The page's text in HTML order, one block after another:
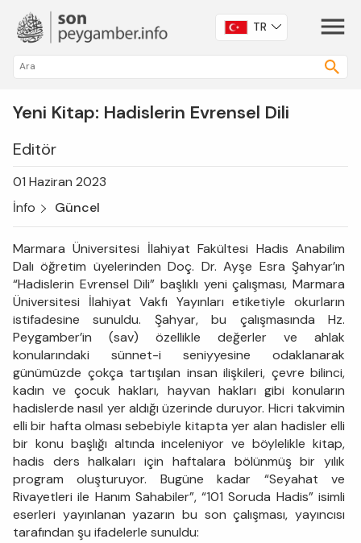
TR
Yeni Kitap: Hadislerin Evrensel Dili
Editör
01 Haziran 2023
İnfo
Güncel
Marmara Üniversitesi İlahiyat Fakültesi Hadis Anabilim
Dalı öğretim üyelerinden Doç. Dr. Ayşe Esra Şahyar’ın
“Hadislerin Evrensel Dili” başlıklı yeni çalışması, Marmara
Üniversitesi İlahiyat Vakfı Yayınları etiketiyle okurların
istifadesine sunuldu. Şahyar, bu çalışmasında Hz.
Peygamber’in (sav) özellikle değerler ve ahlak
konularındaki sünnet-i seniyyesine odaklanarak
günümüzde çokça tartışılan insan ilişkileri, çevre bilinci,
kadın ve çocuk hakları, hayvan hakları gibi konuların
hadislerde nasıl yer aldığı üzerinde duruyor. Hicri takvimin
elli bir hafta olması sebebiyle kitapta yer alan hadisler elli
bir konu başlığı altında inceleniyor ve böylelikle kitap,
hadis ders halkaları için haftalara bölünmüş bir yılık
program oluşturuyor. Bugüne kadar “Seyahat ve
Rivayetleri ile Hanım Sahabiler”, “101 Soruda Hadis” isimli
eserleri yayınlanan yazarın bu son çalışması, yayıncısı
tarafından şu ifadelerle sunuldu: